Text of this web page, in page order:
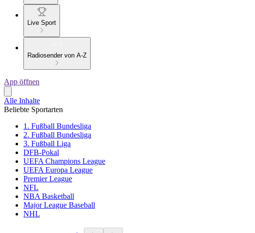
Live Sport
Radiosender von A-Z
App öffnen
Alle Inhalte
Beliebte Sportarten
1. Fußball Bundesliga
2. Fußball Bundesliga
3. Fußball Liga
DFB-Pokal
UEFA Champions League
UEFA Europa League
Premier League
NFL
NBA Basketball
Major League Baseball
NHL